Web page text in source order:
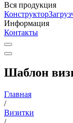
Вся продукция
Конструктор
Информация
Контакты
Шаблон
Главная
/
Визитки